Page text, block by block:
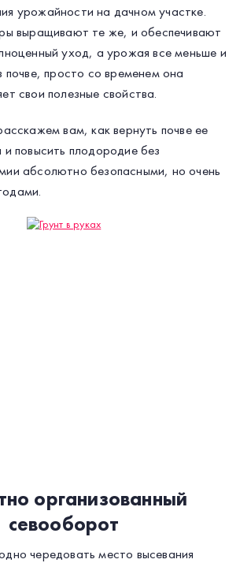
урожайности на дачном участке.
выращивают те же, и обеспечивают
уход, а урожая все меньше и
почве, просто со временем она
свои полезные свойства.
вам, как вернуть почве ее
и повысить плодородие без
абсолютно безопасными, но очень
организованный
севооборот
чередовать место высевания